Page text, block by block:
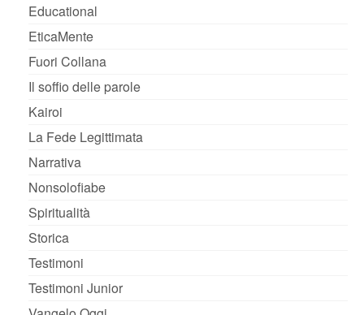
Educational
EticaMente
Fuori Collana
Il soffio delle parole
Kairoi
La Fede Legittimata
Narrativa
Nonsolofiabe
Spiritualità
Storica
Testimoni
Testimoni Junior